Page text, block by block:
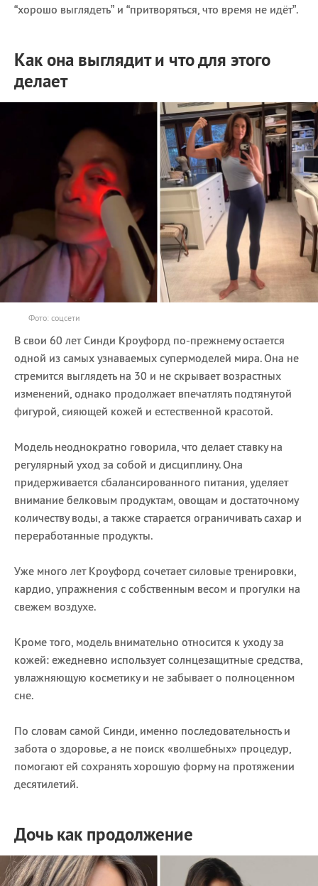
“хорошо выглядеть” и “притворяться, что время не идёт”.
Как она выглядит и что для этого
делает
Фото: соцсети
В свои 60 лет Синди Кроуфорд по-прежнему остается
одной из самых узнаваемых супермоделей мира. Она не
стремится выглядеть на 30 и не скрывает возрастных
изменений, однако продолжает впечатлять подтянутой
фигурой, сияющей кожей и естественной красотой.
Модель неоднократно говорила, что делает ставку на
регулярный уход за собой и дисциплину. Она
придерживается сбалансированного питания, уделяет
внимание белковым продуктам, овощам и достаточному
количеству воды, а также старается ограничивать сахар и
переработанные продукты.
Уже много лет Кроуфорд сочетает силовые тренировки,
кардио, упражнения с собственным весом и прогулки на
свежем воздухе.
Кроме того, модель внимательно относится к уходу за
кожей: ежедневно использует солнцезащитные средства,
увлажняющую косметику и не забывает о полноценном
сне.
По словам самой Синди, именно последовательность и
забота о здоровье, а не поиск «волшебных» процедур,
помогают ей сохранять хорошую форму на протяжении
десятилетий.
Дочь как продолжение